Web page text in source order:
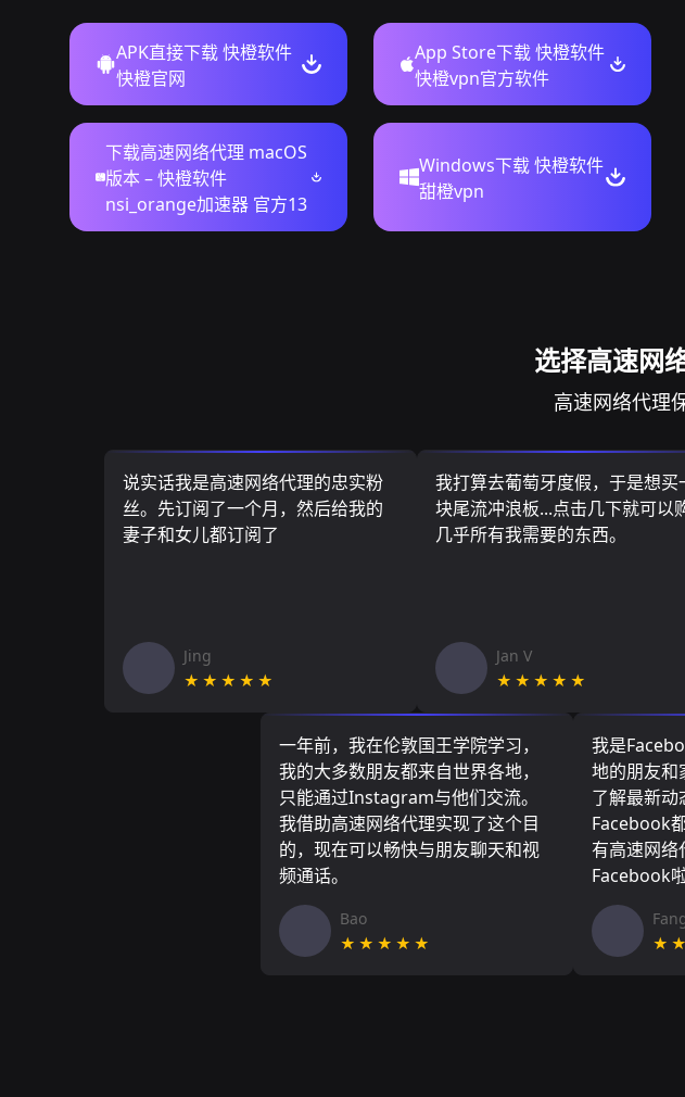
APK直接下载 快橙软件
快橙官网
App Store下载 快橙软件
快橙vpn官方软件
下载高速网络代理 macOS
版本 – 快橙软件
nsi_orange加速器 官方13
Windows下载 快橙软件
甜橙vpn
选择高速网
高速网络代理
说实话我是高速网络代理的忠实粉
丝。先订阅了一个月，然后给我的
妻子和女儿都订阅了
Jing
★★★★★
我打算去葡萄牙度假，于是想买
块尾流冲浪板...点击几下就可以
几乎所有我需要的东西。
Jan V
★★★★★
一年前，我在伦敦国王学院学习，
我的大多数朋友都来自世界各地，
只能通过Instagram与他们交流。
我借助高速网络代理实现了这个目
的，现在可以畅快与朋友聊天和视
频通话。
Bao
★★★★★
我是
地的朋友和
了解最新动
Facebook
有高速网络
Facebook